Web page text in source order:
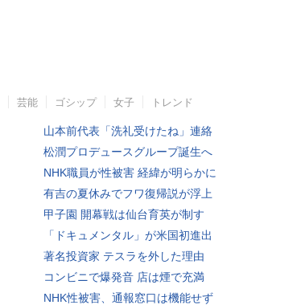
芸能 ゴシップ 女子 トレンド
山本前代表「洗礼受けたね」連絡
松潤プロデュースグループ誕生へ
NHK職員が性被害 経緯が明らかに
有吉の夏休みでフワ復帰説が浮上
甲子園 開幕戦は仙台育英が制す
「ドキュメンタル」が米国初進出
著名投資家 テスラを外した理由
コンビニで爆発音 店は煙で充満
NHK性被害、通報窓口は機能せず